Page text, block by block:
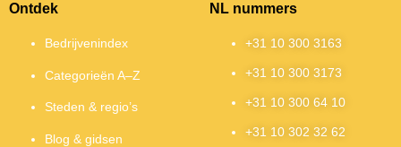
Ontdek
Bedrijvenindex
Categorieën A–Z
Steden & regio’s
Blog & gidsen
NL nummers
+31 10 300 3163
+31 10 300 3173
+31 10 300 64 10
+31 10 302 32 62